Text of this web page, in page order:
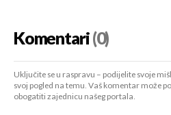
Komentari(0)
Uključite se u raspravu – podijelite svoje
svoj pogled na temu. Vaš komentar može
obogatiti zajednicu našeg portala.